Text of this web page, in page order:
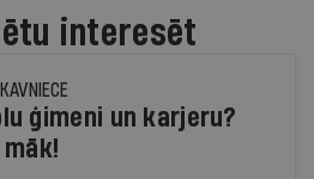
interesēt
ģimeni un karjeru?